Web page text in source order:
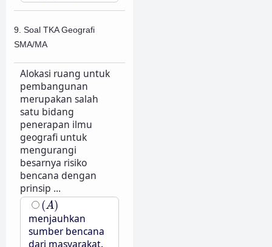
9. Soal TKA Geografi
SMA/MA
Alokasi ruang untuk
pembangunan
merupakan salah
satu bidang
penerapan ilmu
geografi untuk
mengurangi
besarnya risiko
bencana dengan
prinsip ...
(A)
(A)
menjauhkan
sumber bencana
dari masyarakat.